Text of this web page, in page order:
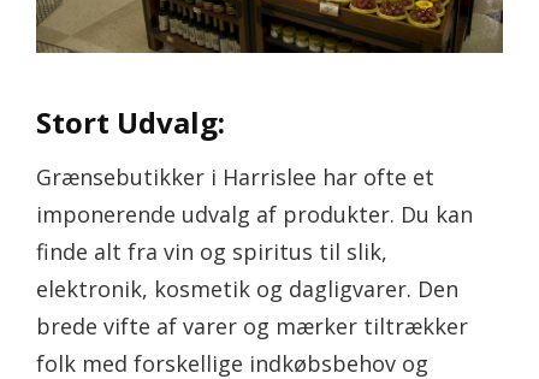
Stort Udvalg:
Grænsebutikker i Harrislee har ofte et
imponerende udvalg af produkter. Du kan
finde alt fra vin og spiritus til slik,
elektronik, kosmetik og dagligvarer. Den
brede vifte af varer og mærker tiltrækker
folk med forskellige indkøbsbehov og